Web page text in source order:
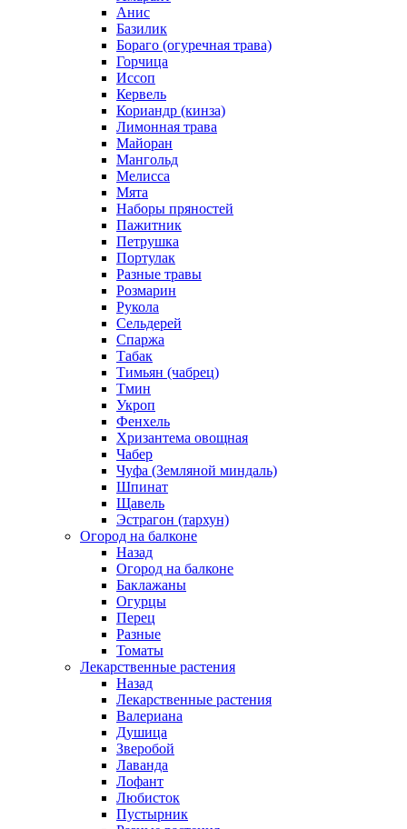
Анис
Базилик
Бораго (огуречная трава)
Горчица
Иссоп
Кервель
Кориандр (кинза)
Лимонная трава
Майоран
Мангольд
Мелисса
Мята
Наборы пряностей
Пажитник
Петрушка
Портулак
Разные травы
Розмарин
Рукола
Сельдерей
Спаржа
Табак
Тимьян (чабрец)
Тмин
Укроп
Фенхель
Хризантема овощная
Чабер
Чуфа (Земляной миндаль)
Шпинат
Щавель
Эстрагон (тархун)
Огород на балконе
Назад
Огород на балконе
Баклажаны
Огурцы
Перец
Разные
Томаты
Лекарственные растения
Назад
Лекарственные растения
Валериана
Душица
Зверобой
Лаванда
Лофант
Любисток
Пустырник